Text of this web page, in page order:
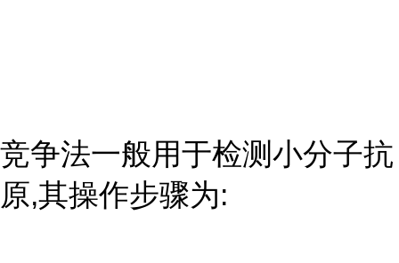
竞争法一般用于检测小分子抗
原,其操作步骤为: